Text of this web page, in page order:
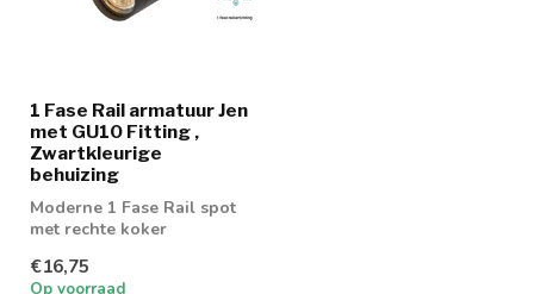
1 Fase Rail armatuur Jen
met GU10 Fitting ,
Zwartkleurige
behuizing
Moderne 1 Fase Rail spot
met rechte koker
€16,75
Op voorraad